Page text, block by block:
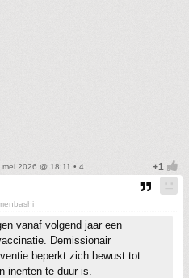
2026 @ 18:11 • 4
vanaf volgend jaar een
Demissionair
beperkt zich bewust tot
inenten te duur is.